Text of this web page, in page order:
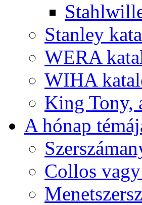
Stanley
WERA
WIHA
King Tony,
A hónap
Collos